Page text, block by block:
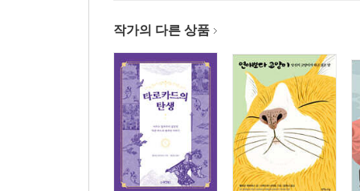
작가의 다른 상품